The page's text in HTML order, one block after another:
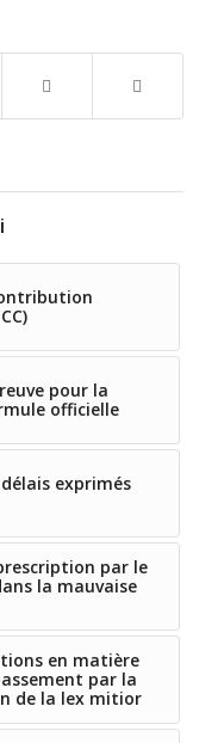
pour la
officielle
exprimés
par le
la mauvaise
en matière
par la
de la lex mitior